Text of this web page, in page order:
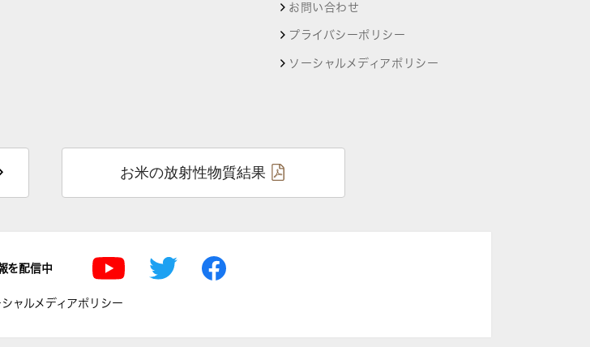
お問い合わせ
プライバシーポリシー
ソーシャルメディアポリシー
お米の放射性物質結果
を配信中
シャルメディアポリシー